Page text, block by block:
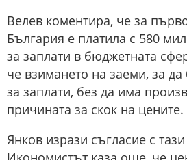
Велев коментира, че за
България е платила с 580
за заплати в бюджетната
че взимането на заеми, за
за заплати, без да има
причината за скок на цените.
Янков изрази съгласие с тази